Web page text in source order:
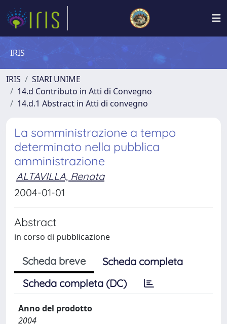
IRIS
IRIS
SIARI UNIME
14.d Contributo in Atti di Convegno
14.d.1 Abstract in Atti di convegno
La somministrazione a tempo
determinato nella pubblica
amministrazione
ALTAVILLA, Renata
2004-01-01
Abstract
in corso di pubblicazione
Scheda breve
Scheda completa
Scheda completa (DC)
Anno del prodotto
2004